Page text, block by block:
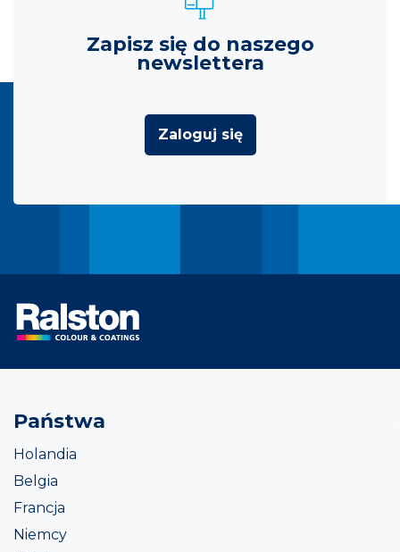
Zapisz się do naszego
newslettera
Zaloguj się
Państwa
Holandia
Belgia
Francja
Niemcy